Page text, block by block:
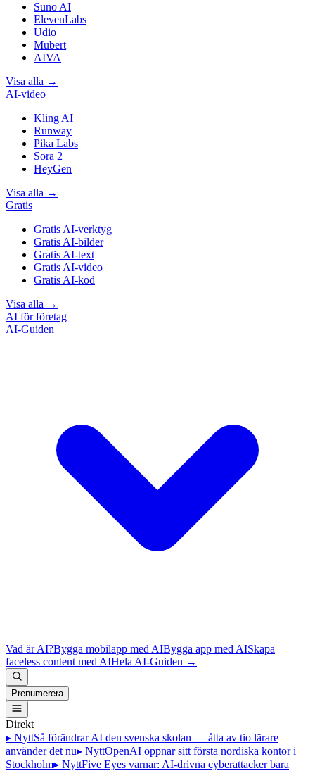
Suno AI
ElevenLabs
Udio
Mubert
AIVA
Visa alla →
AI-video
Kling AI
Runway
Pika Labs
Sora 2
HeyGen
Visa alla →
Gratis
Gratis AI-verktyg
Gratis AI-bilder
Gratis AI-text
Gratis AI-video
Gratis AI-kod
Visa alla →
AI för företag
AI-Guiden
Vad är AI?Bygga mobilapp med AIBygga app med AISkapa
faceless content med AIHela AI-Guiden →
Prenumerera
Direkt
▸ NyttSå förändrar AI den svenska skolan — åtta av tio lärare
använder det nu▸ NyttOpenAI öppnar sitt första nordiska kontor i
Stockholm▸ NyttFive Eyes varnar: AI-drivna cyberattacker bara